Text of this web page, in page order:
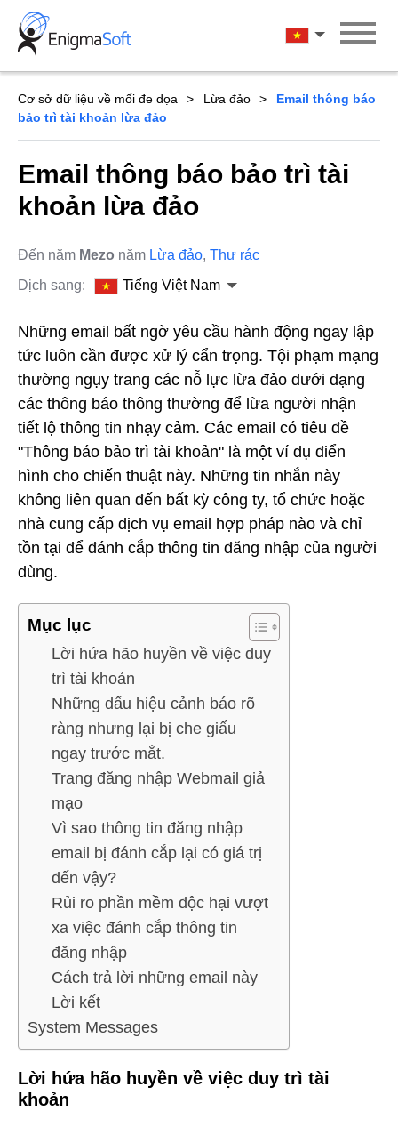
Skip
content
Tiếng Việt
Cơ sở dữ liệu về mối đe dọa Lừa đảo
Email thông báo
bảo trì tài khoản lừa đảo
Email thông báo bảo trì tài
khoản lừa đảo
Đến năm Mezo năm Lừa đảo, Thư rác
Dịch sang:
Tiếng Việt Nam
Những email bất ngờ yêu cầu hành động ngay lập
tức luôn cần được xử lý cẩn trọng. Tội phạm mạng
thường ngụy trang các nỗ lực lừa đảo dưới dạng
các thông báo thông thường để lừa người nhận
tiết lộ thông tin nhạy cảm. Các email có tiêu đề
"Thông báo bảo trì tài khoản" là một ví dụ điển
hình cho chiến thuật này. Những tin nhắn này
không liên quan đến bất kỳ công ty, tổ chức hoặc
nhà cung cấp dịch vụ email hợp pháp nào và chỉ
tồn tại để đánh cắp thông tin đăng nhập của người
dùng.
Mục lục
Lời hứa hão huyền về việc duy
trì tài khoản
Những dấu hiệu cảnh báo rõ
ràng nhưng lại bị che giấu
ngay trước mắt.
Trang đăng nhập Webmail giả
mạo
Vì sao thông tin đăng nhập
email bị đánh cắp lại có giá trị
đến vậy?
Rủi ro phần mềm độc hại vượt
xa việc đánh cắp thông tin
đăng nhập
Cách trả lời những email này
Lời kết
System Messages
Lời hứa hão huyền về việc duy trì tài
khoản